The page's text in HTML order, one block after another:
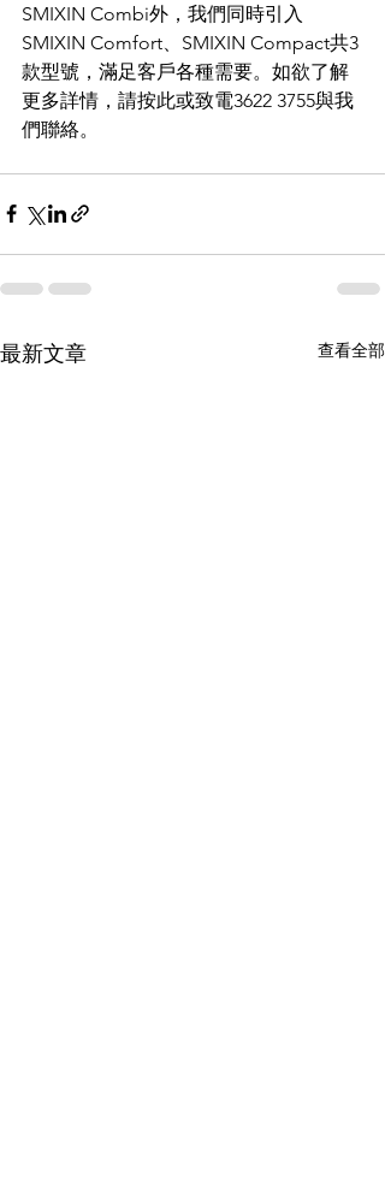
SMIXIN Combi外，我們同時引入
SMIXIN Comfort、SMIXIN Compact共3
款型號，滿足客戶各種需要。如欲了解
更多詳情，請按此或致電3622 3755與我
們聯絡。
最新文章 查看全部